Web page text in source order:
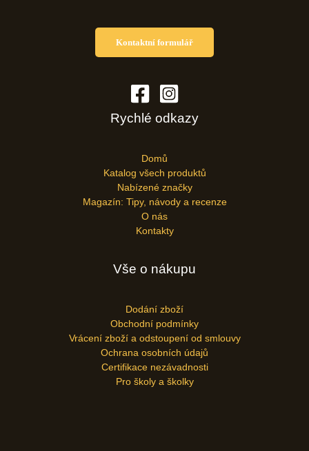
Kontaktní formulář
Rychlé odkazy
Domů
Katalog všech produktů
Nabízené značky
Magazín: Tipy, návody a recenze
O nás
Kontakty
Vše o nákupu
Dodání zboží
Obchodní podmínky
Vrácení zboží a odstoupení od smlouvy
Ochrana osobních údajů
Certifikace nezávadnosti
Pro školy a školky